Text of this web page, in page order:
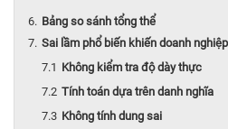
Bảng so sánh tổng thể
Sai lầm phổ biến khiến doanh
Không kiểm tra độ dày thực
Tính toán dựa trên danh nghĩa
Không tính dung sai